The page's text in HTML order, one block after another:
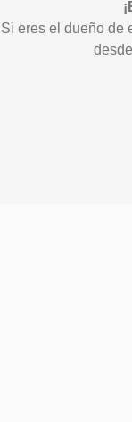
Si eres el dueño de